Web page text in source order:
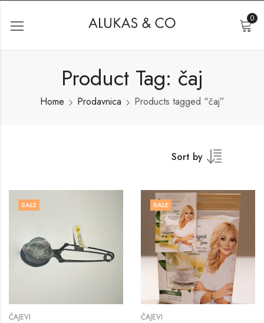
0
Product Tag: čaj
Home Prodavnica Products tagged “čaj”
Sort by
SALE
ČAJEVI
SALE
ČAJEVI
PRODAVNICA